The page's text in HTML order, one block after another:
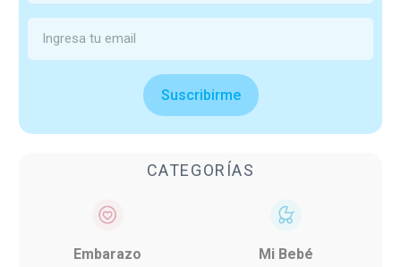
Suscribirme
CATEGORÍAS
Embarazo Mi Bebé